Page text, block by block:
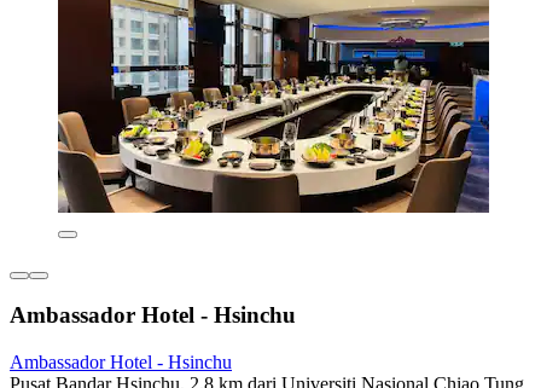
Ambassador Hotel - Hsinchu
Ambassador Hotel - Hsinchu
Pusat Bandar Hsinchu, 2.8 km dari Universiti Nasional Chiao Tung